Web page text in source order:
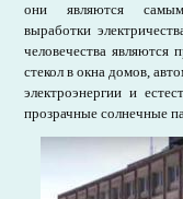
они являются
выработки
человечества
стекол в окна домов,
электроэнергии и
прозрачные солнечные